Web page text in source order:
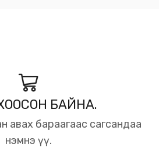
БАЙНА.
авах бараагаас сагсандаа
нэмнэ үү.